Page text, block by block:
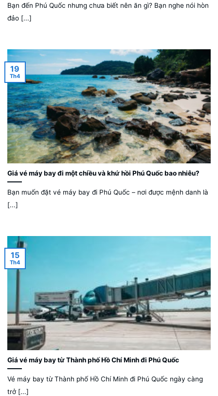
Bạn đến Phú Quốc nhưng chưa biết nên ăn gì? Bạn nghe nói hòn
đảo [...]
Giá vé máy bay đi một chiều và khứ hồi Phú Quốc bao nhiêu?
Bạn muốn đặt vé máy bay đi Phú Quốc – nơi được mệnh danh là
[...]
19
Th4
Giá vé máy bay từ Thành phố Hồ Chí Minh đi Phú Quốc
Vé máy bay từ Thành phố Hồ Chí Minh đi Phú Quốc ngày càng
trở [...]
15
Th4